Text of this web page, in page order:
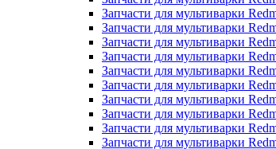
Запчасти для мультиварки
Запчасти для мультиварки
Запчасти для мультиварки
Запчасти для мультиварки
Запчасти для мультиварки
Запчасти для мультиварки
Запчасти для мультиварки
Запчасти для мультиварки
Запчасти для мультиварки
Запчасти для мультиварки